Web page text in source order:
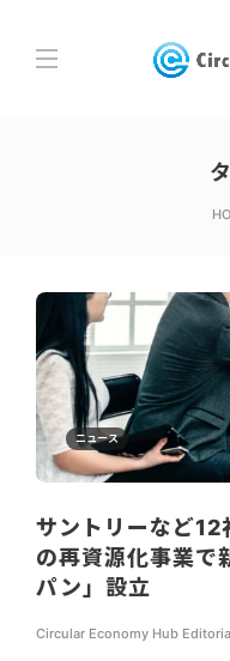
ニュース
サントリーなど12
の再資源化事業で
パン」設立
Circular Economy Hub